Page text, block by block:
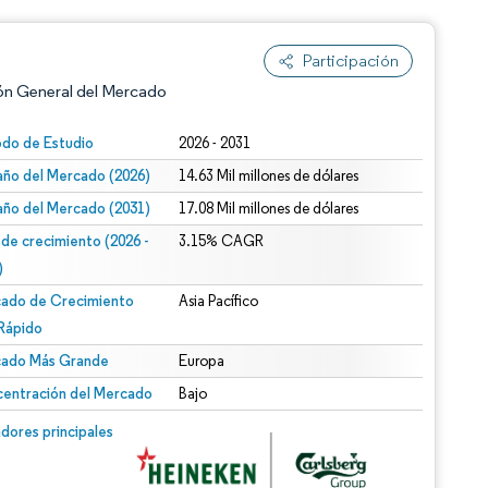
Participación
General del Mercado
de Estudio 2026 - 2031
del Mercado (2026) 14.63 Mil millones de dólares
del Mercado (2031) 17.08 Mil millones de dólares
de crecimiento (2026 -
3.15% CAGR
de Crecimiento
Asia Pacífico
Más Grande Europa
del Mercado Bajo
principales
© Mordor Intelligence. El uso requiere atribución según CC BY 4.0.
CC BY 4.0.